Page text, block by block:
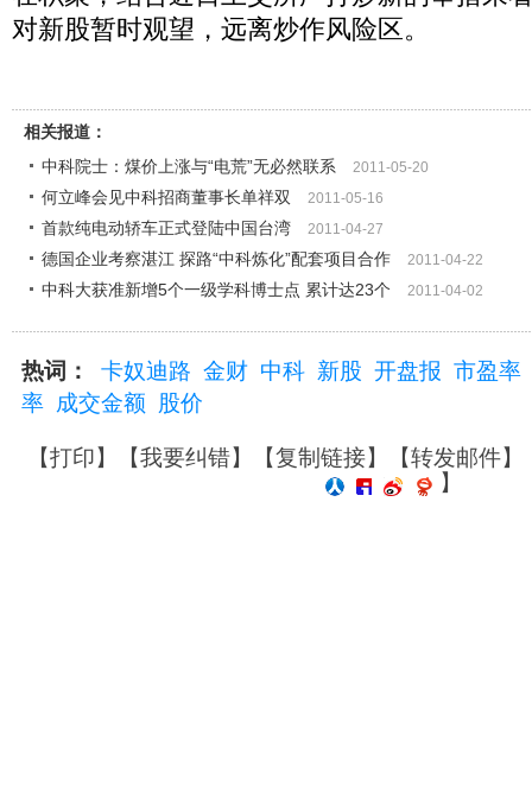
对新股暂时观望，远离炒作风险区。
相关报道：
中科院士：煤价上涨与“电荒”无必然联系
2011-05-20
何立峰会见中科招商董事长单祥双 2011-05-16
首款纯电动轿车正式登陆中国台湾 2011-04-27
德国企业考察湛江 探路“中科炼化”配套项目合作 2011-04-22
中科大获准新增5个一级学科博士点 累计达23个 2011-04-02
热词： 卡奴迪路 金财 中科 新股 开盘报 市盈率
率 成交金额 股价
【打印】【我要纠错】【复制链接】【转发邮件】
】